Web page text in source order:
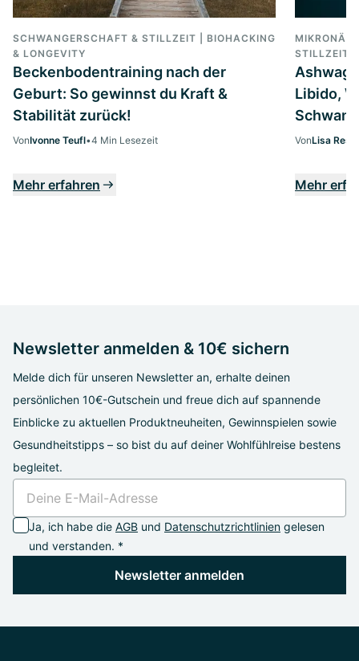
SCHWANGERSCHAFT & STILLZEIT | BIOHACKING
& LONGEVITY
Beckenbodentraining nach der
Geburt: So gewinnst du Kraft &
Stabilität zurück!
VonIvonne Teufl•4 Min Lesezeit
Mehr erfahren
STILLZEIT
Libido,
VonLisa
Mehr
Newsletter anmelden & 10€ sichern
Melde dich für unseren Newsletter an, erhalte deinen
persönlichen 10€-Gutschein und freue dich auf spannende
Einblicke zu aktuellen Produktneuheiten, Gewinnspielen sowie
Gesundheitstipps – so bist du auf deiner Wohlfühlreise bestens
begleitet.
Ja, ich habe die AGB und Datenschutzrichtlinien gelesen
und verstanden. *
Newsletter anmelden